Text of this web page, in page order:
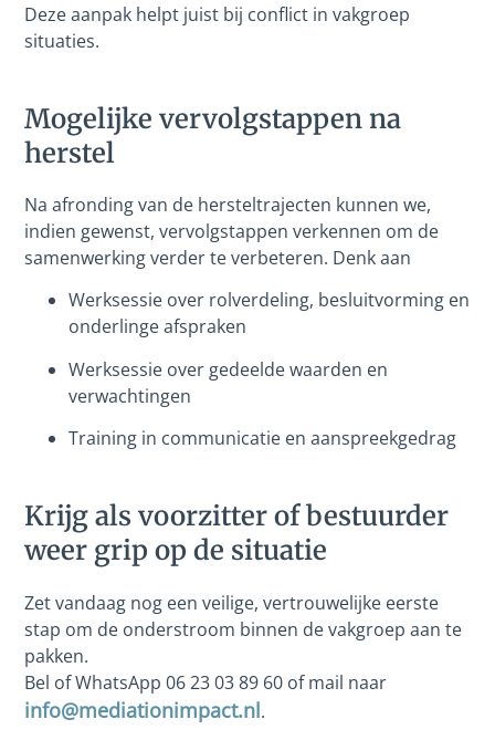
Deze aanpak helpt juist bij conflict in vakgroep
situaties.
Mogelijke vervolgstappen na
herstel
Na afronding van de hersteltrajecten kunnen we,
indien gewenst, vervolgstappen verkennen om de
samenwerking verder te verbeteren. Denk aan
Werksessie over rolverdeling, besluitvorming en
onderlinge afspraken
Werksessie over gedeelde waarden en
verwachtingen
Training in communicatie en aanspreekgedrag
Krijg als voorzitter of bestuurder
weer grip op de situatie
Zet vandaag nog een veilige, vertrouwelijke eerste
stap om de onderstroom binnen de vakgroep aan te
pakken.
Bel of WhatsApp 06 23 03 89 60 of mail naar
info@mediationimpact.nl.